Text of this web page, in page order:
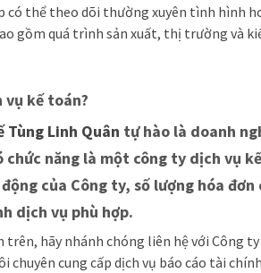
có thể theo dõi thường xuyên tình hình
gồm quá trình sản xuất, thị trường và
vụ kế toán?
Tùng Linh Quân tự hào là doanh
năng là một công ty dịch vụ
của Công ty, số lượng hóa đơn
dịch vụ phù hợp.
trên, hãy nhánh chóng liên hệ với Công
chuyên cung cấp dịch vụ báo cáo tài